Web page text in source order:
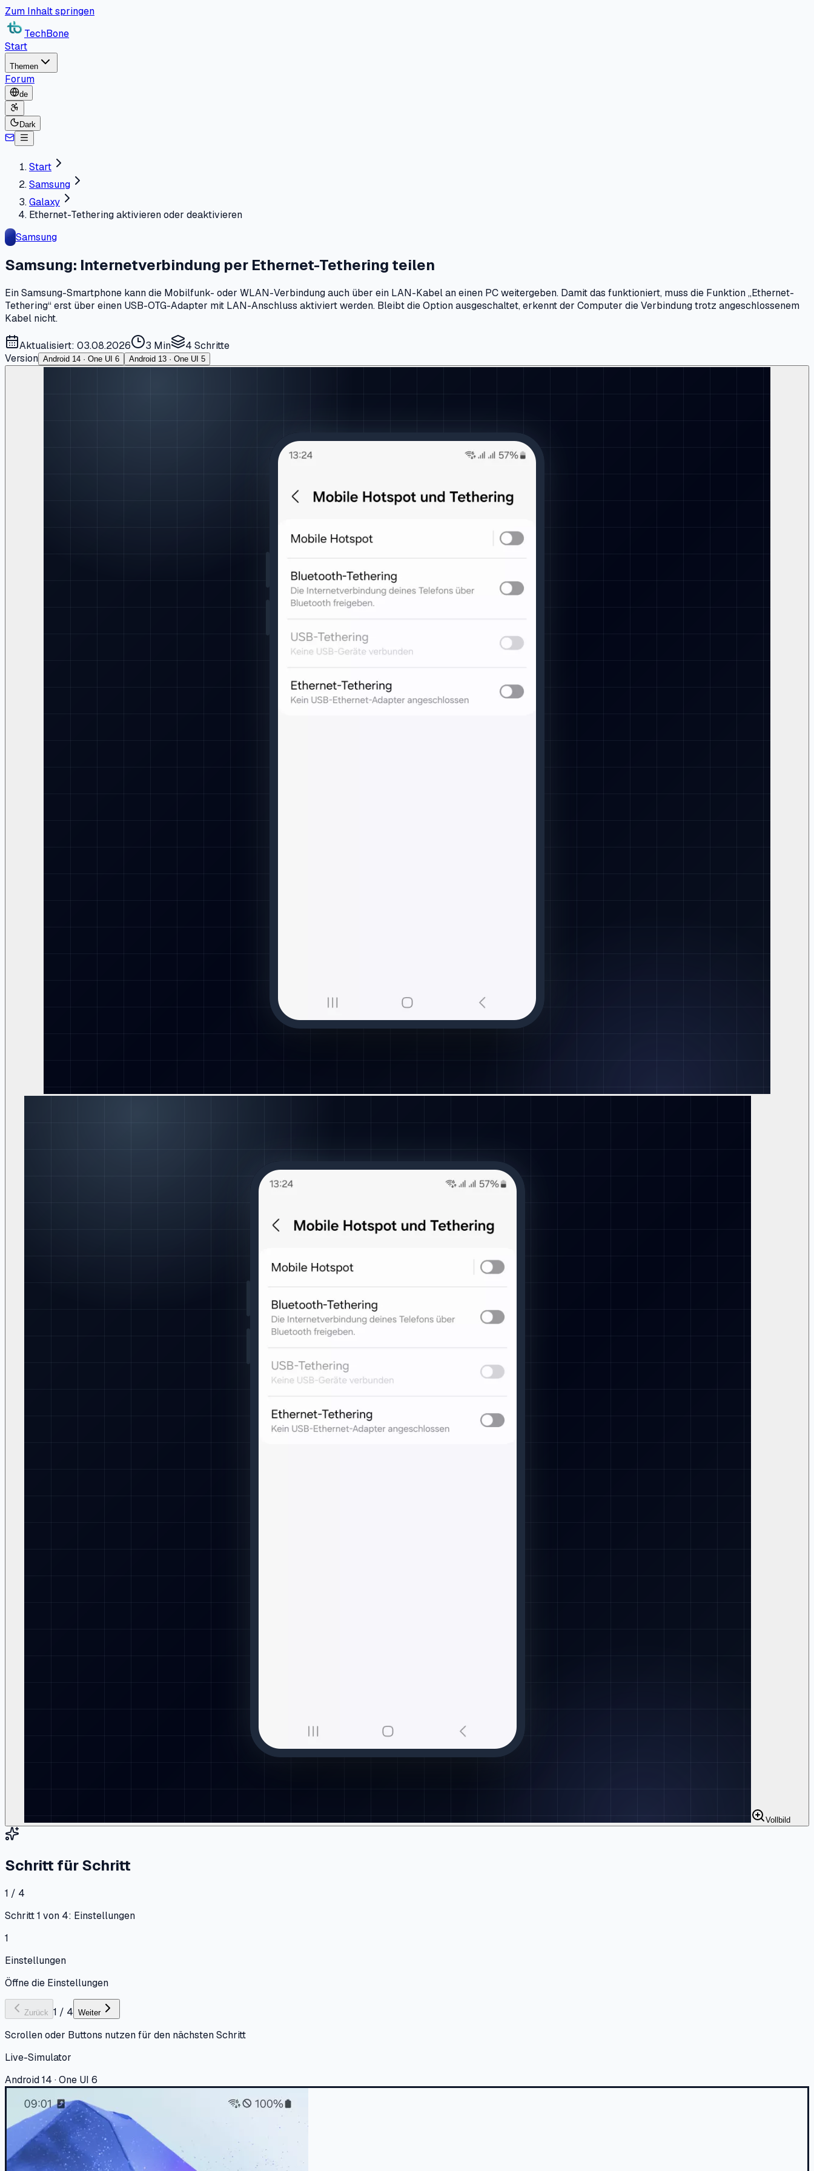
Zum Inhalt springen
TechBone
Start
Themen
Forum
de
Dark
Start
Samsung
Galaxy
Ethernet-Tethering aktivieren oder deaktivieren
Samsung
Samsung: Internetverbindung per Ethernet-Tethering teilen
Ein Samsung-Smartphone kann die Mobilfunk- oder WLAN-Verbindung auch über ein LAN-Kabel an einen PC weitergeben. Damit das funktioniert, muss die Funktion „Ethernet-
Tethering“ erst über einen USB-OTG-Adapter mit LAN-Anschluss aktiviert werden. Bleibt die Option ausgeschaltet, erkennt der Computer die Verbindung trotz angeschlossenem
Kabel nicht.
Aktualisiert: 03.08.2026 3 Min 4 Schritte
Version Android 14 · One UI 6 Android 13 · One UI 5
Vollbild
Schritt für Schritt
1 / 4
Schritt 1 von 4: Einstellungen
1
Einstellungen
Öffne die Einstellungen
Zurück 1 / 4 Weiter
Scrollen oder Buttons nutzen für den nächsten Schritt
Live-Simulator
Android 14 · One UI 6